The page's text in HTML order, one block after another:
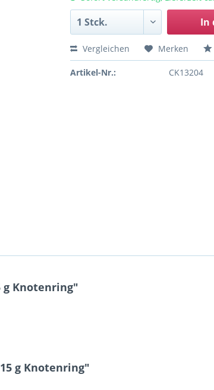
In
Vergleichen Merken
Artikel-Nr.: CK13204
Knotenring"
g Knotenring"